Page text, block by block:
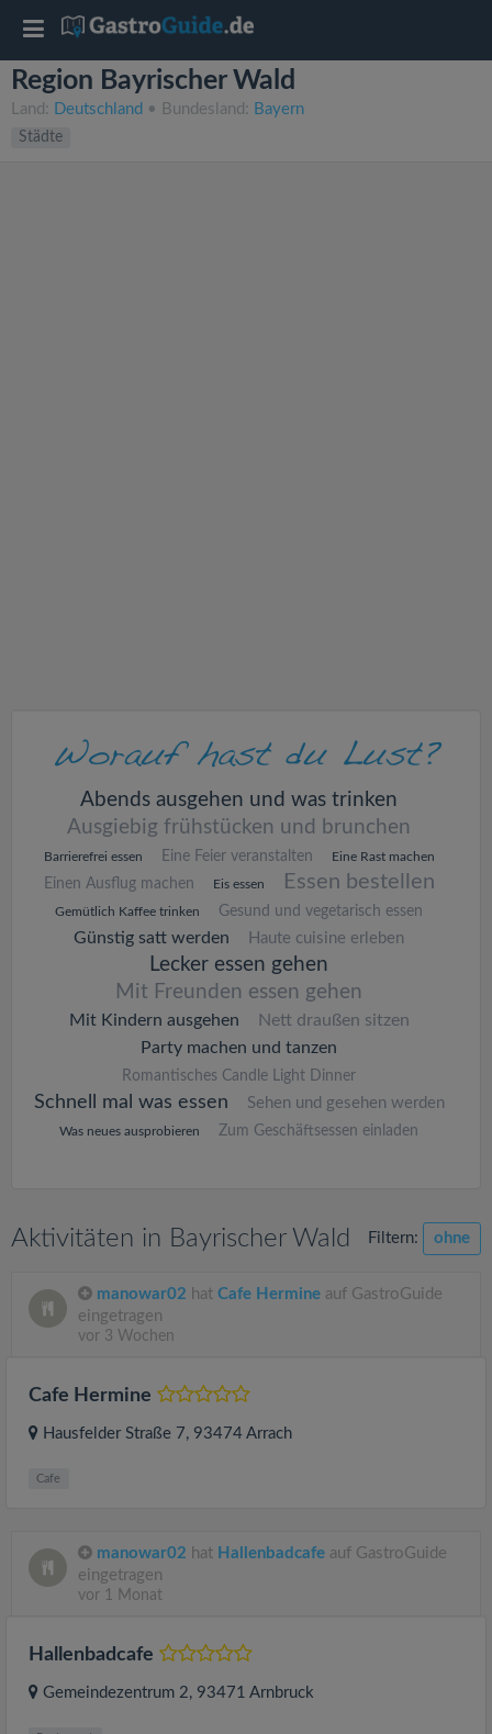
Region Bayrischer Wald
Land: Deutschland • Bundesland: Bayern
Städte
Abends ausgehen und was trinken
Ausgiebig frühstücken und brunchen
Barrierefrei essen Eine Feier veranstalten Eine Rast machen
Einen Ausflug machen Eis essen Essen bestellen
Gemütlich Kaffee trinken Gesund und vegetarisch essen
Günstig satt werden Haute cuisine erleben
Lecker essen gehen
Mit Freunden essen gehen
Mit Kindern ausgehen
Nett draußen sitzen
Party machen und tanzen
Romantisches Candle Light Dinner
Schnell mal was essen Sehen und gesehen werden
Was neues ausprobieren Zum Geschäftsessen einladen
Aktivitäten in Bayrischer Wald Filtern: ohne
manowar02 hat Cafe Hermine auf GastroGuide
eingetragen
vor 3 Wochen
Cafe Hermine
Hausfelder Straße 7, 93474 Arrach
Cafe
manowar02 hat Hallenbadcafe auf GastroGuide
eingetragen
vor 1 Monat
Hallenbadcafe
Gemeindezentrum 2, 93471 Arnbruck
T
o
g